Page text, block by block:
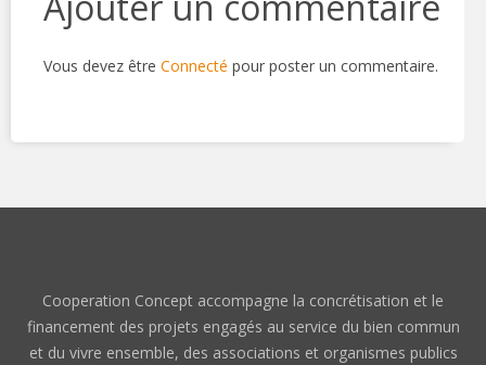
Vous devez être Connecté pour poster un commentaire.
Cooperation Concept accompagne la concrétisation et le
financement des projets engagés au service du bien commun
et du vivre ensemble, des associations et organismes publics